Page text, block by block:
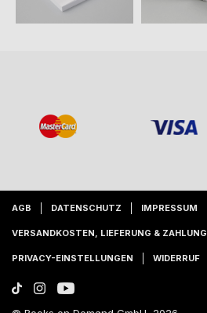
AGB DATENSCHUTZ IMPRESSUM
VERSANDKOSTEN, LIEFERUNG & ZAHLUNG
PRIVACY-EINSTELLUNGEN WIDERRUF